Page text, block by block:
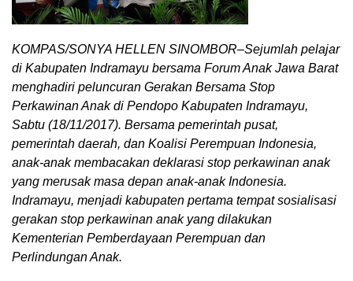
KOMPAS/SONYA HELLEN SINOMBOR–Sejumlah pelajar
di Kabupaten Indramayu bersama Forum Anak Jawa Barat
menghadiri peluncuran Gerakan Bersama Stop
Perkawinan Anak di Pendopo Kabupaten Indramayu,
Sabtu (18/11/2017). Bersama pemerintah pusat,
pemerintah daerah, dan Koalisi Perempuan Indonesia,
anak-anak membacakan deklarasi stop perkawinan anak
yang merusak masa depan anak-anak Indonesia.
Indramayu, menjadi kabupaten pertama tempat sosialisasi
gerakan stop perkawinan anak yang dilakukan
Kementerian Pemberdayaan Perempuan dan
Perlindungan Anak.